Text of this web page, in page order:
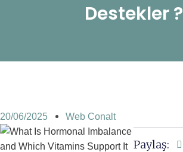
Destekler ?
20/06/2025 Web Conalt
Paylaş: